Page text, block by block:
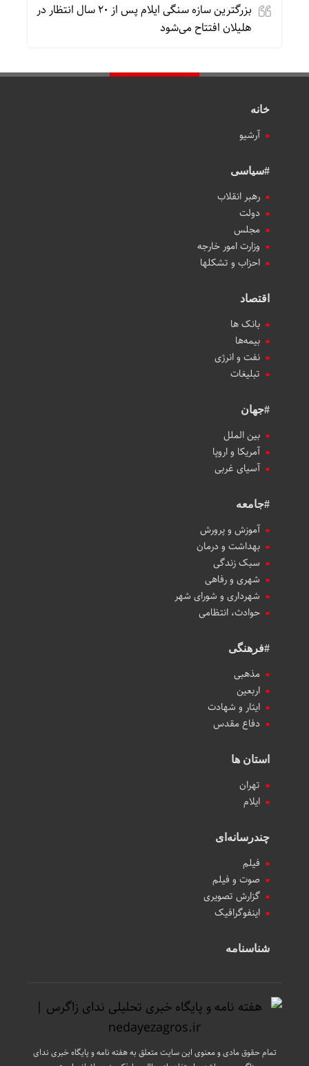
بزرگترین سازه سنگی ایلام پس از ۲۰ سال انتظار در
هلیلان افتتاح می‌شود
خانه
آرشیو
#سیاسی
رهبر انقلاب
دولت
مجلس
وزارت امور خارجه
احزاب و تشکلها
اقتصاد
بانک ها
بیمه‌ها
نفت و انرژی
تبلیغات
#جهان
بین الملل
آمریکا و اروپا
آسیای غربی
#جامعه
آموزش و پرورش
بهداشت و درمان
سبک زندگی
شهری و رفاهی
شهرداری و شورای شهر
حوادث، انتظامی
#فرهنگی
مذهبی
اربعین
ایثار و شهادت
دفاع مقدس
استان ها
تهران
ایلام
چندرسانه‌ای
فیلم
صوت و فیلم
گزارش تصویری
اینفوگرافیک
شناسنامه
تمام حقوق مادی و معنوی این سایت متعلق به هفته نامه و پایگاه خبری ندای